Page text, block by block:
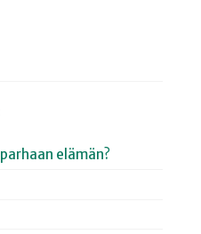
elämän?